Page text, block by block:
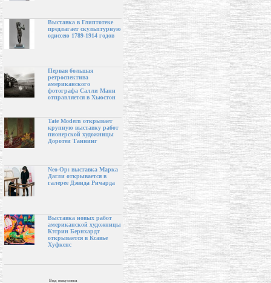
Выставка в Глиптотеке
предлагает скульптурную
одиссею 1789-1914 годов
Первая большая
ретроспектива
американского
фотографа Салли Манн
отправляется в Хьюстон
Tate Modern открывает
крупную выставку работ
пионерской художницы
Доротеи Таннинг
Neo-Op: выставка Марка
Дагли открывается в
галерее Дэвида Ричарда
Выставка новых работ
американской художницы
Кэтрин Бернхардт
открывается в Ксавье
Хуфкенс
Вид искусства